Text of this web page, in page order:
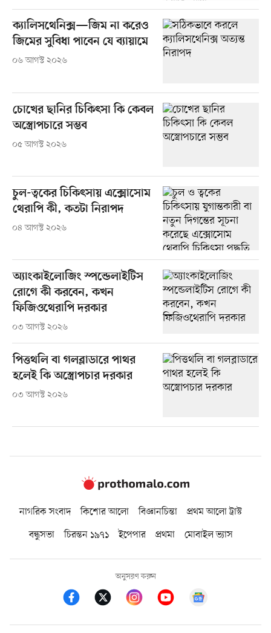
ক্যালিসথেনিক্স—জিম না করেও
জিমের সুবিধা পাবেন যে ব্যায়ামে
০৬ আগস্ট ২০২৬
চোখের ছানির চিকিৎসা কি কেবল
অস্ত্রোপচারে সম্ভব
০৫ আগস্ট ২০২৬
চুল-ত্বকের চিকিৎসায় এক্সোসোম
থেরাপি কী, কতটা নিরাপদ
০৪ আগস্ট ২০২৬
অ্যাংকাইলোজিং স্পন্ডেলাইটিস
রোগে কী করবেন, কখন
ফিজিওথেরাপি দরকার
০৩ আগস্ট ২০২৬
পিত্তথলি বা গলব্লাডারে পাথর
হলেই কি অস্ত্রোপচার দরকার
০৩ আগস্ট ২০২৬
নাগরিক সংবাদ কিশোর আলো বিজ্ঞানচিন্তা
প্রথম আলো ট্রাস্ট
বন্ধুসভা
চিরন্তন ১৯৭১ ইপেপার প্রথমা মোবাইল ভ্যাস
অনুসরণ করুন